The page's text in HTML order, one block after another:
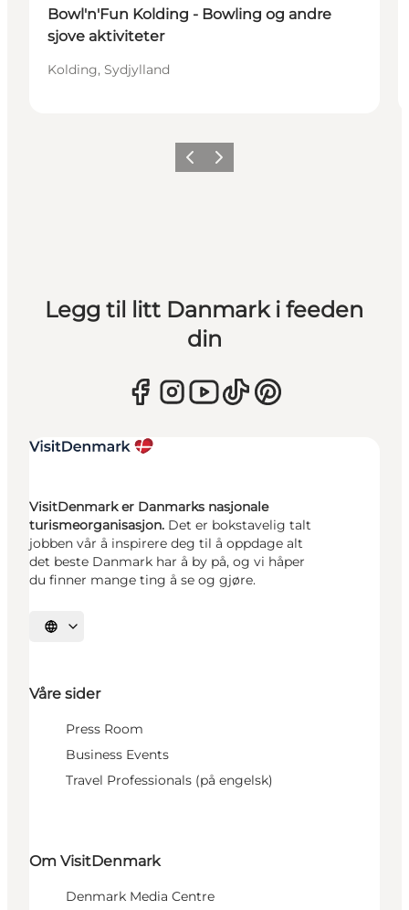
Bowl'n'Fun Kolding - Bowling og andre
sjove aktiviteter
Kolding, Sydjylland
ForrigeNeste
Legg til litt Danmark i feeden
din
VisitDenmark er Danmarks nasjonale
turismeorganisasjon. Det er bokstavelig talt
jobben vår å inspirere deg til å oppdage alt
det beste Danmark har å by på, og vi håper
du finner mange ting å se og gjøre.
Velg språk
Våre sider
Press Room
Business Events
Travel Professionals (på engelsk)
Om VisitDenmark
Denmark Media Centre